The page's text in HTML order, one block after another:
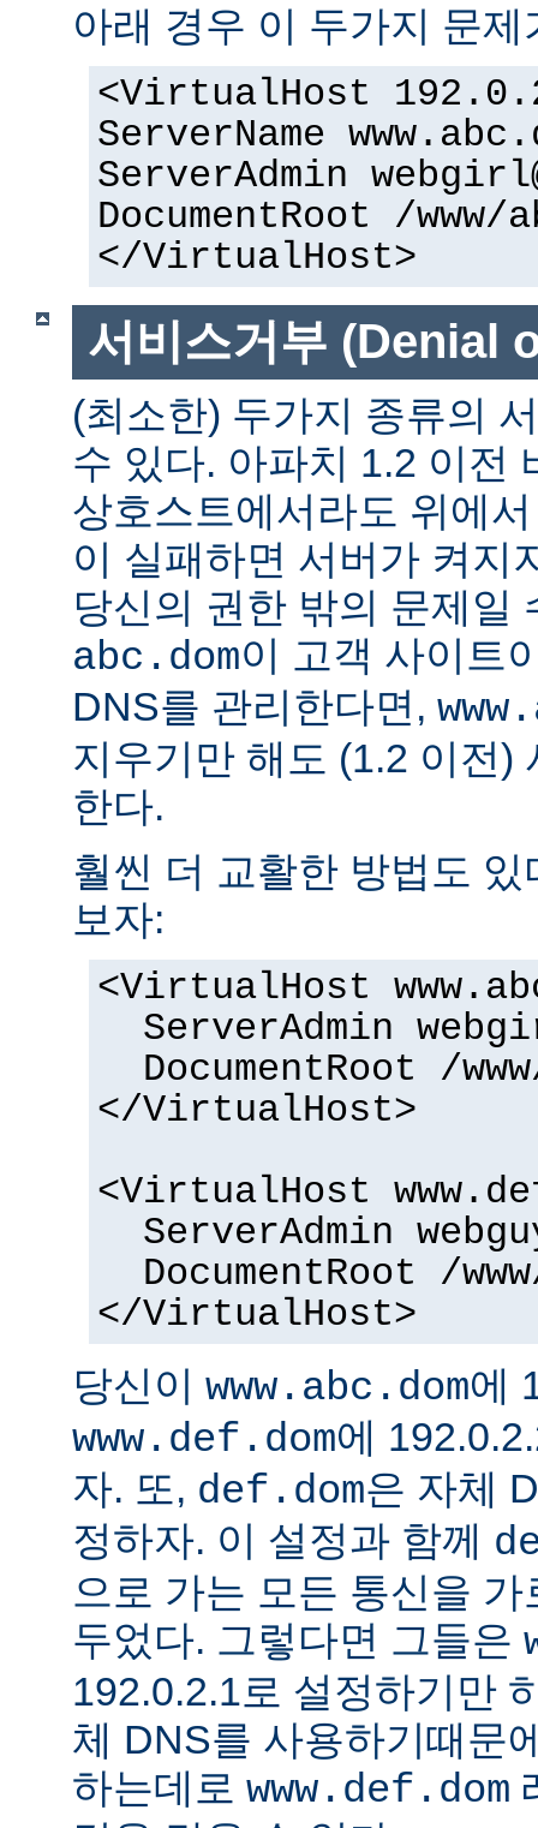
아래 경우 이 두가지 문제
<VirtualHost
ServerName
ServerAdmin
DocumentRoot /www/
</VirtualHost>
서비스거부 (Denial
(최소한) 두가지 종류의
수 있다. 아파치 1.2 이전
상호스트에서라도 위에
이 실패하면 서버가 켜지
당신의 권한 밖의 문제일
abc.dom이 고객 사이트
DNS를 관리한다면,
지우기만 해도 (1.2 이전)
한다.
훨씬 더 교활한 방법도
보자:
<VirtualHost
ServerAdmin
DocumentRoot /
</VirtualHost>
<VirtualHost
ServerAdmin
DocumentRoot /
</VirtualHost>
당신이 www.abc.dom에
www.def.dom에
자. 또, def.dom은 자체
정하자. 이 설정과 함께
으로 가는 모든 통신을
두었다. 그렇다면 그들은
192.0.2.1로 설정하기만
체 DNS를 사용하기때문
하는데로 www.def.dom